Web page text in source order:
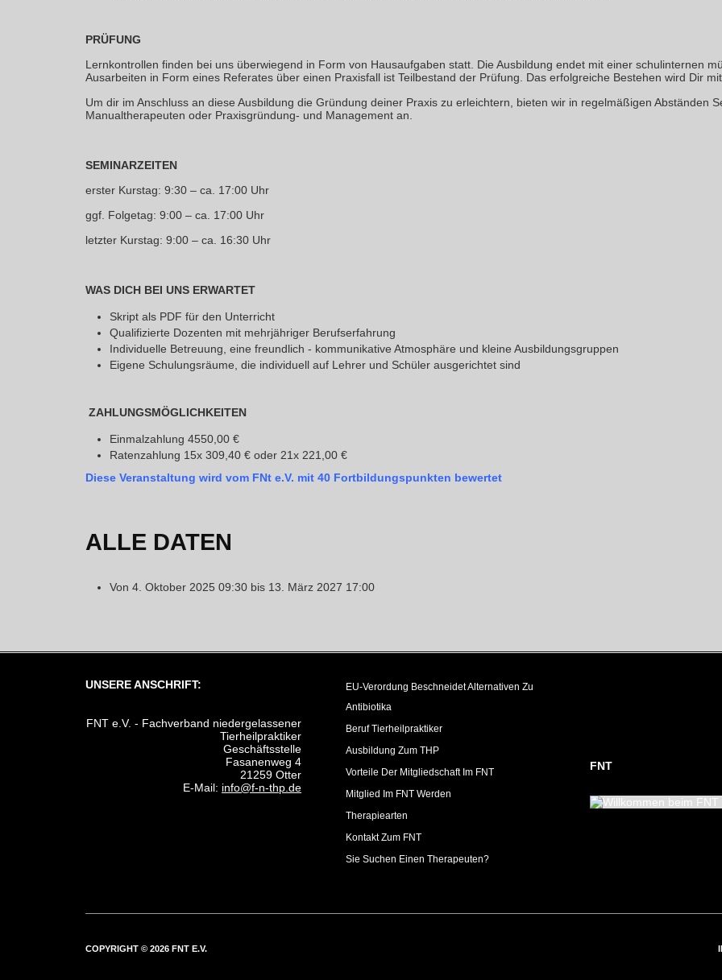
PRÜFUNG
Lernkontrollen finden bei uns überwiegend in Form von Hausaufgaben statt. Die Ausbildung endet mit einer schulinternen
Ausarbeiten in Form eines Referates über einen Praxisfall ist Teilbestand der Prüfung. Das erfolgreiche Bestehen wird Dir
Um dir im Anschluss an diese Ausbildung die Gründung deiner Praxis zu erleichtern, bieten wir in regelmäßigen Abständen
Manualtherapeuten oder Praxisgründung- und Management an.
SEMINARZEITEN
erster Kurstag: 9:30 – ca. 17:00 Uhr
ggf. Folgetag: 9:00 – ca. 17:00 Uhr
letzter Kurstag: 9:00 – ca. 16:30 Uhr
WAS DICH BEI UNS ERWARTET
Skript als PDF für den Unterricht
Qualifizierte Dozenten mit mehrjähriger Berufserfahrung
Individuelle Betreuung, eine freundlich - kommunikative Atmosphäre und kleine Ausbildungsgruppen
Eigene Schulungsräume, die individuell auf Lehrer und Schüler ausgerichtet sind
ZAHLUNGSMÖGLICHKEITEN
Einmalzahlung 4550,00 €
Ratenzahlung 15x 309,40 € oder 21x 221,00 €
Diese Veranstaltung wird vom FNt e.V. mit 40 Fortbildungspunkten bewertet
ALLE DATEN
Von 4. Oktober 2025 09:30 bis 13. März 2027 17:00
UNSERE ANSCHRIFT:
FNT e.V. - Fachverband niedergelassener
Tierheilpraktiker
Geschäftsstelle
Fasanenweg 4
21259 Otter
E-Mail: info@f-n-thp.de
EU-Verordung Beschneidet Alternativen Zu
Antibiotika
Beruf Tierheilpraktiker
Ausbildung Zum THP
Vorteile Der Mitgliedschaft Im FNT
Mitglied Im FNT Werden
Therapiearten
Kontakt Zum FNT
Sie Suchen Einen Therapeuten?
FNT
COPYRIGHT © 2026 FNT E.V.